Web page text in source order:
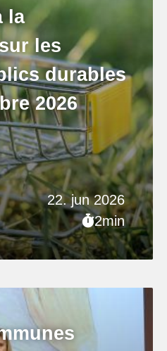
22. jun 2026
2min
la
les
durables
2026